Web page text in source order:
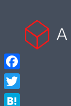
Facebook
Twitter